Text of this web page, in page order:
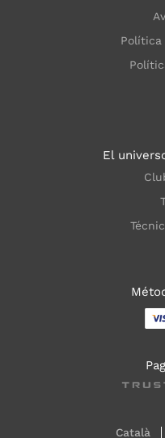
Política
El
Català